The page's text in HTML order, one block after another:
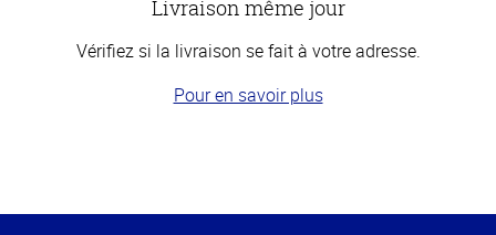
Livraison même jour
Vérifiez si la livraison se fait à votre adresse.
Pour en savoir plus
de la